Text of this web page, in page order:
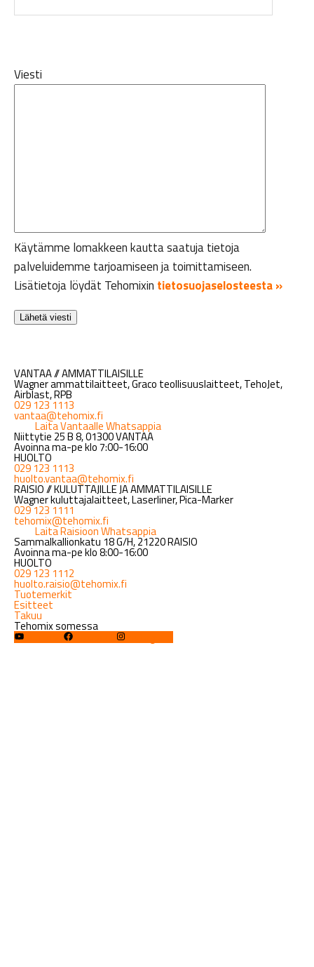
Viesti
Käytämme lomakkeen kautta saatuja tietoja
palveluidemme tarjoamiseen ja toimittamiseen.
Lisätietoja löydät Tehomixin tietosuojaselosteesta »
VANTAA // AMMATTILAISILLE
Wagner ammattilaitteet, Graco teollisuuslaitteet, TehoJet,
Airblast, RPB
029 123 1113
vantaa@tehomix.fi
Laita Vantaalle Whatsappia
Niittytie 25 B 8, 01300 VANTAA
Avoinna ma-pe klo 7:00-16:00
HUOLTO
029 123 1113
huolto.vantaa@tehomix.fi
RAISIO // KULUTTAJILLE JA AMMATTILAISILLE
Wagner kuluttajalaitteet, Laserliner, Pica-Marker
029 123 1111
tehomix@tehomix.fi
Laita Raisioon Whatsappia
Sammalkallionkatu 18 G/H, 21220 RAISIO
Avoinna ma-pe klo 8:00-16:00
HUOLTO
029 123 1112
huolto.raisio@tehomix.fi
Tuotemerkit
Esitteet
Takuu
Tehomix somessa